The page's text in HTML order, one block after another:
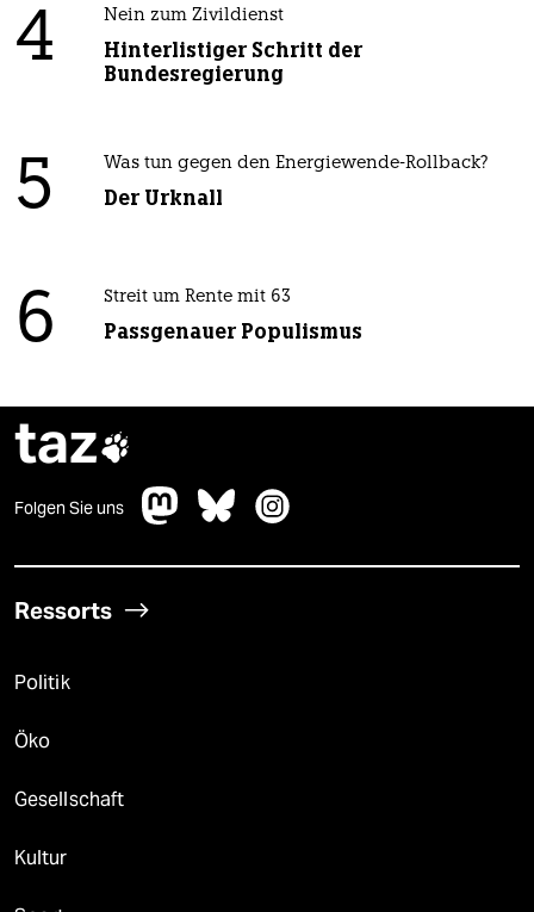
4 Nein zum Zivildienst
Hinterlistiger Schritt der
Bundesregierung
5 Was tun gegen den Energiewende-Rollback?
Der Urknall
6 Streit um Rente mit 63
Passgenauer Populismus
taz
Folgen Sie uns
Ressorts
Politik
Öko
Gesellschaft
Kultur